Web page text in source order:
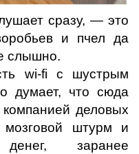
сразу, — это
и пчел да
слышно.
wi-fi c
шустрым
думает, что сюда
деловых
штурм и
заранее